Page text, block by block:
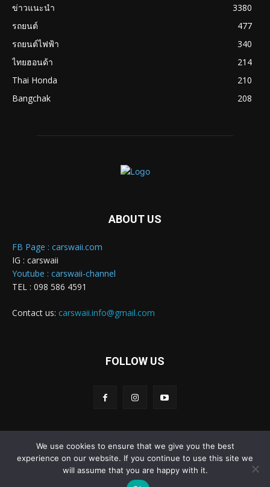
ข่าวแนะนำ
3380
รถยนต์
477
รถยนต์ไฟฟ้า
340
ไทยฮอนด้า
214
Thai Honda
210
Bangchak
208
ABOUT US
FB Page : carswaii.com
IG : carswaii
Youtube : carswaii-channel
TEL : 098 586 4591
Contact us: carswaii.info@gmail.com
FOLLOW US
Carswaii © Copyright All right reserved
Review&Test
We use cookies to ensure that we give you the best
experience on our website. If you continue to use this site we
will assume that you are happy with it.